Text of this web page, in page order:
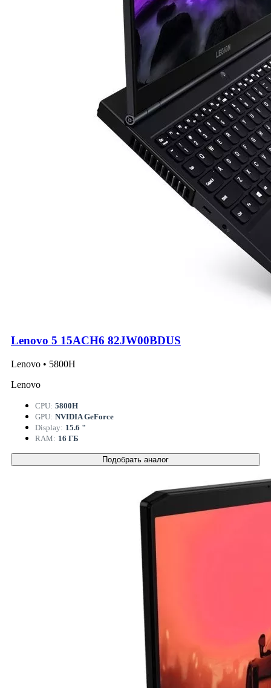
Lenovo 5 15ACH6 82JW00BDUS
Lenovo • 5800H
Lenovo
CPU: 5800H
GPU: NVIDIA GeForce
Display: 15.6 "
RAM: 16 ГБ
Подобрать аналог